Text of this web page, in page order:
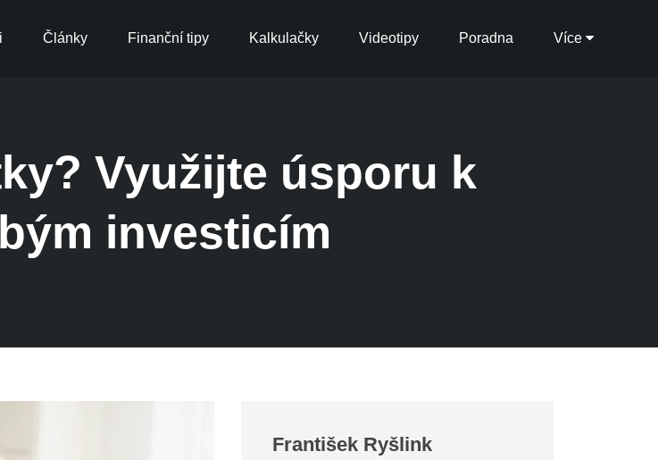
Články Finanční tipy Kalkulačky Videotipy Poradna Více
Využijte úsporu k
investicím
František Ryšlink